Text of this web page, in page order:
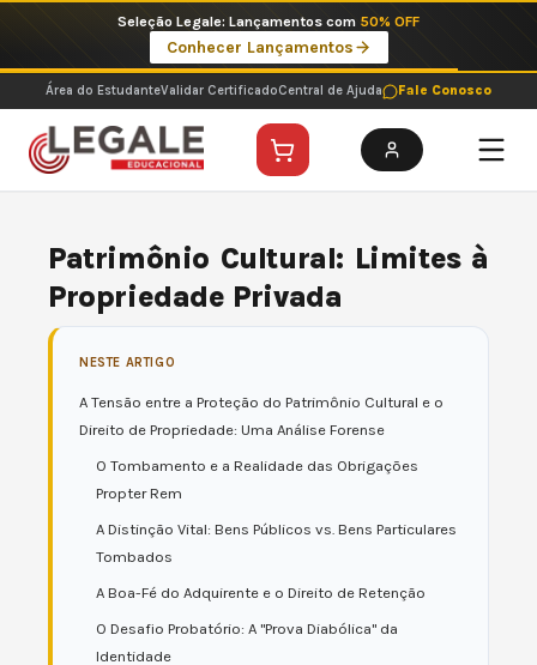
o
conteúdo
Seleção Legale: Lançamentos com 50% OFF
Conhecer Lançamentos
Área do EstudanteValidar CertificadoCentral de Ajuda Fale Conosco
Patrimônio Cultural: Limites à
Propriedade Privada
NESTE ARTIGO
A Tensão entre a Proteção do Patrimônio Cultural e o
Direito de Propriedade: Uma Análise Forense
O Tombamento e a Realidade das Obrigações
Propter Rem
A Distinção Vital: Bens Públicos vs. Bens Particulares
Tombados
A Boa-Fé do Adquirente e o Direito de Retenção
O Desafio Probatório: A "Prova Diabólica" da
Identidade